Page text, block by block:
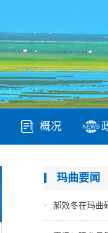
概况
玛曲要闻
郝效冬在玛曲